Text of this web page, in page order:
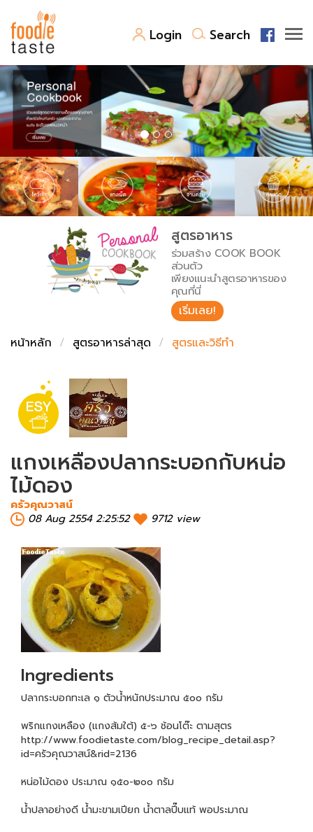
Login Search
สูตรอาหาร
สูตรอาหารล่าสุด
Top Foodie
พาไปชิม
สารพันก้นครัว
เคล็ดลับน่ารู้
เปรียบเทียบหน่วยการตวง
เปรียบเทียบอุณหภูมิ
เปรียบเทียบน้ำหนักวัตถุดิบ
FoodPedia
สร้าง Cookbook
สูตรอาหาร
ร่วมสร้าง COOK BOOK
ส่วนตัว
เพียงแนะนำสูตรอาหารของ
คุณที่นี่
เริ่มเลย!
หน้าหลัก
สูตรอาหารล่าสุด สูตรและวิธีทำ
แกงเหลืองปลากระบอกกับหน่อ
ไม้ดอง
ครัวคุณวาสน์
08 Aug 2554 2:25:52
9712 view
Ingredients
ปลากระบอกทะเล ๑ ตัวน้ำหนักประมาณ ๕๐๐ กรัม
พริกแกงเหลือง (แกงส้มใต้) ๕-๖ ช้อนโต๊ะ ตามสุตร
http://www.foodietaste.com/blog_recipe_detail.asp?
id=ครัวคุณวาสน์&rid=2136
หน่อไม้ดอง ประมาณ ๑๕๐-๒๐๐ กรัม
น้ำปลาอย่างดี น้ำมะขามเปียก น้ำตาลปี๊บแท้ พอประมาณ